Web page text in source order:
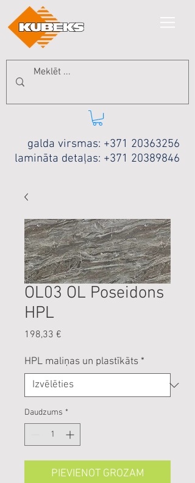
galda virsmas: +371 20363256
lamināta detaļas: +371 20389846
OL03 OL Poseidons
HPL
198,33 €
HPL maliņas un plastīkāts *
Daudzums *
PIEVIENOT GROZAM